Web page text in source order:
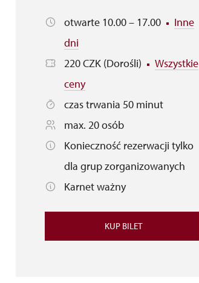
otwarte 10.00 – 17.00
Inne
dni
220 CZK (Dorośli)
Wszystkie
ceny
czas trwania 50 minut
max. 20 osób
Konieczność rezerwacji tylko
dla grup zorganizowanych
Karnet ważny
KUP BILET